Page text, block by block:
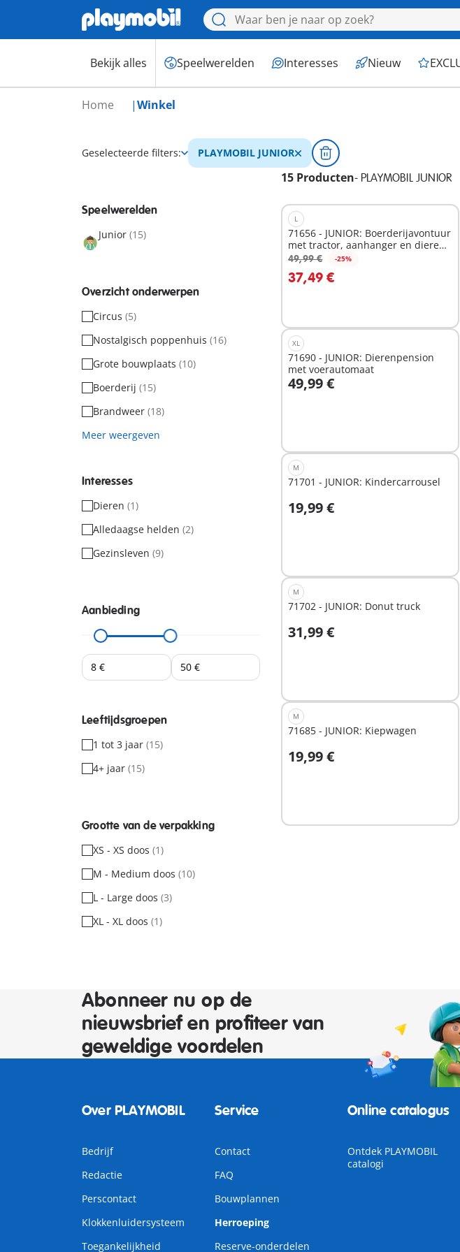
Bekijk alles Speelwerelden Interesses Nieuw
Home Winkel
Geselecteerde filters: PLAYMOBIL JUNIOR
15 Producten- PLAYMOBIL JUNIOR
Speelwerelden
Junior (15)
Overzicht onderwerpen
Circus (5)
Nostalgisch poppenhuis (16)
Grote bouwplaats (10)
Boerderij (15)
Brandweer (18)
Meer weergeven
Interesses
Dieren (1)
Alledaagse helden (2)
Gezinsleven (9)
Aanbieding
Leeftijdsgroepen
1 tot 3 jaar (15)
4+ jaar (15)
Grootte van de verpakking
XS - XS doos (1)
M - Medium doos (10)
L - Large doos (3)
XL - XL doos (1)
L
71656 - JUNIOR: Boerderijavontuur
met tractor, aanhanger en dieren
vrien
49,99 € -25%
37,49 €
XL
71690 - JUNIOR: Dierenpension
met voerautomaat
49,99 €
In winkelwagen
M
71701 - JUNIOR: Kindercarrousel
19,99 €
In winkelwagen
M
71702 - JUNIOR: Donut truck
31,99 €
In winkelwagen
M
71685 - JUNIOR: Kiepwagen
19,99 €
In winkelwagen
Abonneer nu op de
nieuwsbrief en profiteer van
geweldige voordelen
Over PLAYMOBIL
Bedrijf
Redactie
Perscontact
Klokkenluidersysteem
Toegankelijkheid
Service
Contact
FAQ
Bouwplannen
Herroeping
Reserve-onderdelen
Online catalogus
Ontdek PLAYMOBIL
catalogi